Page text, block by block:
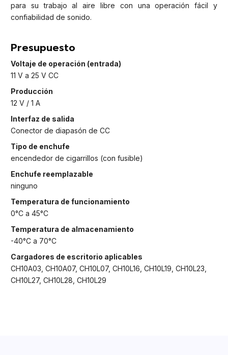
para su trabajo al aire libre con una operación fácil y
confiabilidad de sonido.
Presupuesto
Voltaje de operación (entrada)
11 V a 25 V CC
Producción
12 V / 1 A
Interfaz de salida
Conector de diapasón de CC
Tipo de enchufe
encendedor de cigarrillos (con fusible)
Enchufe reemplazable
ninguno
Temperatura de funcionamiento
0°C a 45°C
Temperatura de almacenamiento
-40°C a 70°C
Cargadores de escritorio aplicables
CH10A03, CH10A07, CH10L07, CH10L16, CH10L19, CH10L23,
CH10L27, CH10L28, CH10L29